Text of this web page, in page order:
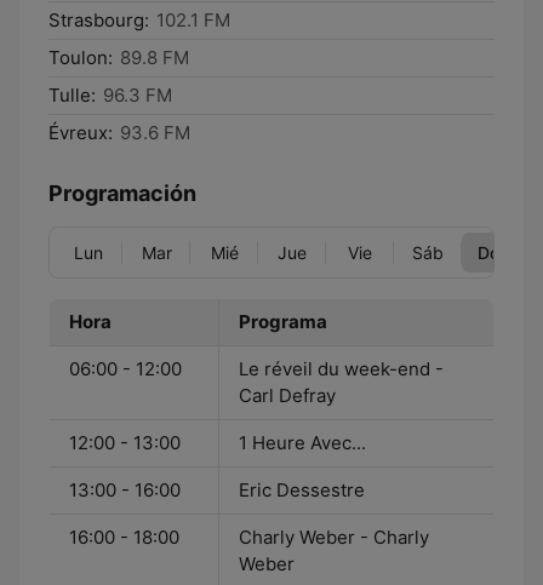
Strasbourg: 102.1 FM
Toulon: 89.8 FM
Tulle: 96.3 FM
Évreux: 93.6 FM
Programación
Lun Mar Mié Jue Vie Sáb Dom
Hora Programa
06:00 - 12:00
Le réveil du week-end -
Carl Defray
12:00 - 13:00 1 Heure Avec...
13:00 - 16:00 Eric Dessestre
16:00 - 18:00
Charly Weber - Charly
Weber